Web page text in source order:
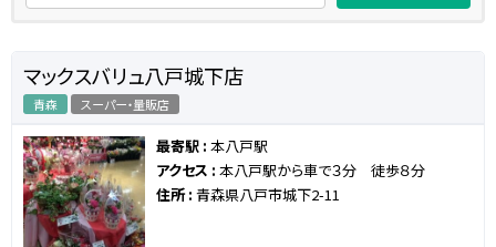
マックスバリュ八戸城下店
青森 スーパー・量販店
最寄駅 : 本八戸駅
アクセス : 本八戸駅から車で３分 徒歩８分
住所 : 青森県八戸市城下2-11